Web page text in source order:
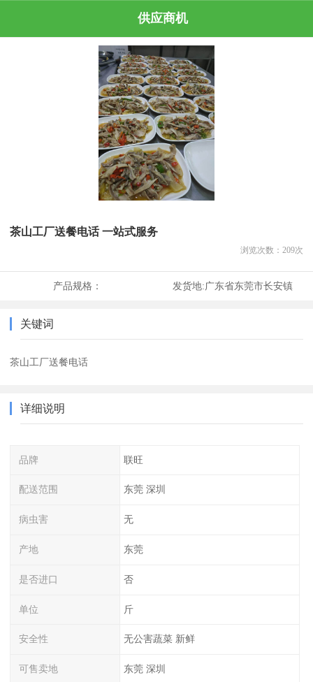
供应商机
茶山工厂送餐电话 一站式服务
浏览次数： 209次
产品规格： 发货地:广东省东莞市长安镇
关键词
茶山工厂送餐电话
详细说明
品牌 联旺
配送范围 东莞 深圳
病虫害 无
产地 东莞
是否进口 否
单位 斤
安全性 无公害蔬菜 新鲜
可售卖地 东莞 深圳